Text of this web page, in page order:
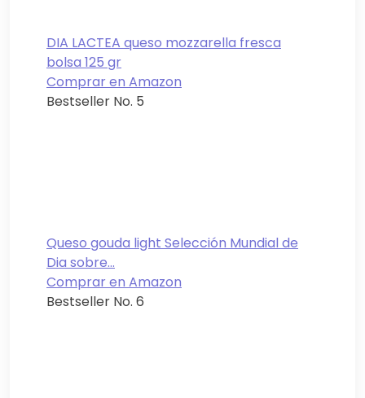
DIA LACTEA queso mozzarella fresca
bolsa 125 gr
Comprar en Amazon
Bestseller No. 5
Queso gouda light Selección Mundial de
Dia sobre...
Comprar en Amazon
Bestseller No. 6